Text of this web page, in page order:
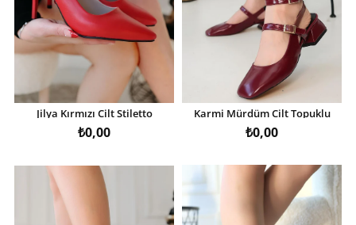
Jilya Kırmızı Cilt Stiletto
Ayakkabı
₺0,00
Karmi Mürdüm Cilt Topuklu
Ayakkabı
₺0,00